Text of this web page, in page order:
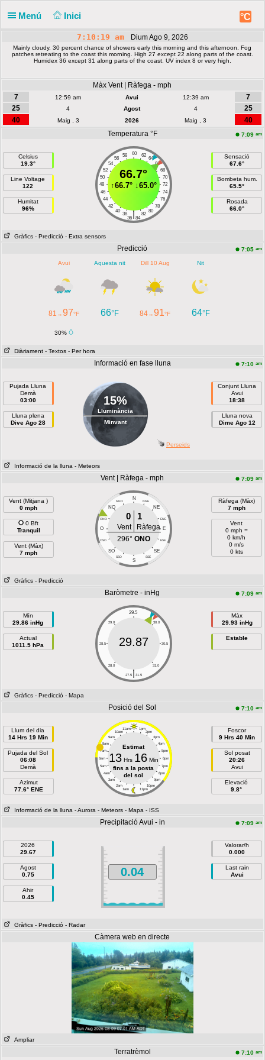
Menú Inici °C
7:10:19 am Dium Ago 9, 2026
Mainly cloudy. 30 percent chance of showers early this morning and this afternoon. Fog
patches retreating to the coast this morning. High 27 except 22 along parts of the coast.
Humidex 36 except 31 along parts of the coast. UV index 8 or very high.
Màx Vent | Ràfega - mph
7
12:59 am Avui 12:39 am
7
25
4 Agost 4
25
40
Maig , 3 2026 Maig , 3
40
Temperatura °F
7:09 am
Celsius
19.3°
Line Voltage
122
Humitat
96%
60
58 62
56
64
54
66
52
68
50
70
48
72
46
74
44
76
42
78
40
80
38 82
|
36 84
66.7°
↑66.7°↓65.0°
Sensació
67.6°
Bombeta hum.
65.5°
Rosada
66.0°
Gràfics - Predicció - Extra sensors
Predicció 7:05 am
Avui Aquesta nit Dill 10 Aug Nit
81 →97°F 66°F 84→91°F 64°F
30%
Diàriament - Textos - Per hora
Informació en fase lluna 7:10 am
Pujada Lluna
Demà
03:00
Lluna plena
Dive Ago 28
15%
Lluminància
Minvant
Conjunt Lluna
Avui
18:38
Lluna nova
Dime Ago 12
Perseids
Informació de la lluna - Meteors
Vent | Ràfega - mph 7:09 am
Vent (Mitjana )
0 mph
0 Bft
Tranquil
Vent (Màx)
7 mph
N
NNO NNE
NO NE
ONO ENE
O E
OSO ESE
SO SE
SSO SSE
S
0 1
Vent
Ràfega
296° ONO
Ràfega (Màx)
7 mph
Vent
0 mph =
0 km/h
0 m/s
0 kts
Gràfics - Predicció
Baròmetre - inHg 7:09 am
Mín
29.86 inHg
Actual
1011.5 hPa
29.5
29.0 30.0
28.5 30.5
28.0 31.0
|
27.5 31.5
29.87
Màx
29.93 inHg
Estable
Gràfics - Predicció - Mapa
Posició del Sol 7:10 am
Llum del dia
14 Hrs 19 Min
Pujada del Sol
06:08
Demà
Azimut
77.6° ENE
11am 1pm
10am 2pm
9am 3pm
8am 4pm
7am 5pm
6am 6pm
5am 7pm
4am 8pm
3am 9pm
2am 10pm
1am 11pm
Estimat
13Hrs 16Min
fins a la posta
del sol
Foscor
9 Hrs 40 Min
Sol posat
20:26
Avui
Elevació
9.8°
Informació de la lluna - Aurora - Meteors - Mapa - ISS
Precipitació Avui - in 7:09 am
2026
29.67
Agost
0.75
Ahir
0.45
0.04
Valorar/h
0.000
Last rain
Avui
Gràfics - Predicció - Radar
Càmera web en directe
Ampliar
Terratrèmol 7:10 am